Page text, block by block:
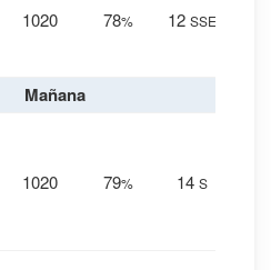
1020 78% 12 SSE
Mañana
1020 79% 14 S